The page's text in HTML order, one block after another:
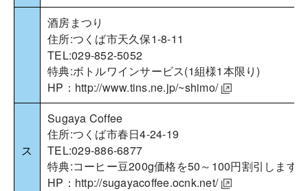
酒房まつり
住所:つくば市天久保1-8-11
TEL:029-852-5052
特典:ボトルワインサービス(1組様1本限り)
HP： http://www.tins.ne.jp/~shimo/
ス
Sugaya Coffee
住所:つくば市春日4-24-19
TEL:029-886-6877
特典:コーヒー豆200g価格を50～100円割引します。
HP： http://sugayacoffee.ocnk.net/